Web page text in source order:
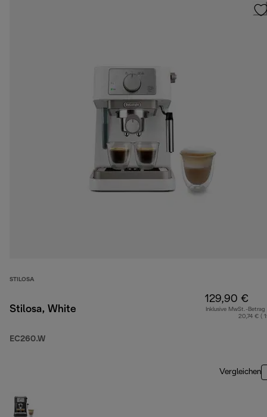
STILOSA
Stilosa, White
EC260.W
129,90 €
Inklusive MwSt.-Betrag
20,74 € (
Vergleichen